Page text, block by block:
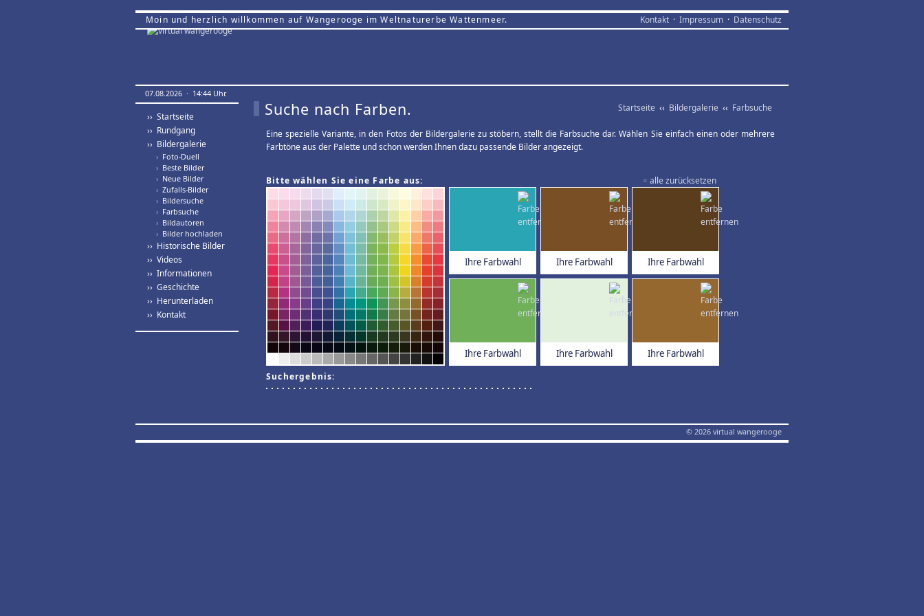
Moin und herzlich willkommen auf Wangerooge im Weltnaturerbe Wattenmeer. Kontakt · Impressum · Datenschutz
07.08.2026 · 14:44 Uhr.
›› Startseite
›› Rundgang
›› Bildergalerie
› Foto-Duell
› Beste Bilder
› Neue Bilder
› Zufalls-Bilder
› Bildersuche
› Farbsuche
› Bildautoren
› Bilder hochladen
›› Historische Bilder
›› Videos
›› Informationen
›› Geschichte
›› Herunterladen
›› Kontakt
Startseite ‹‹ Bildergalerie ‹‹ Farbsuche
Suche nach Farben.
Eine spezielle Variante, in den Fotos der Bildergalerie zu stöbern, stellt die Farbsuche dar. Wählen Sie einfach einen oder mehrere
Farbtöne aus der Palette und schon werden Ihnen dazu passende Bilder angezeigt.
× alle zurücksetzen
Bitte wählen Sie eine Farbe aus:
Ihre Farbwahl Ihre Farbwahl Ihre Farbwahl
Ihre Farbwahl Ihre Farbwahl Ihre Farbwahl
Suchergebnis:
© 2026 virtual wangerooge